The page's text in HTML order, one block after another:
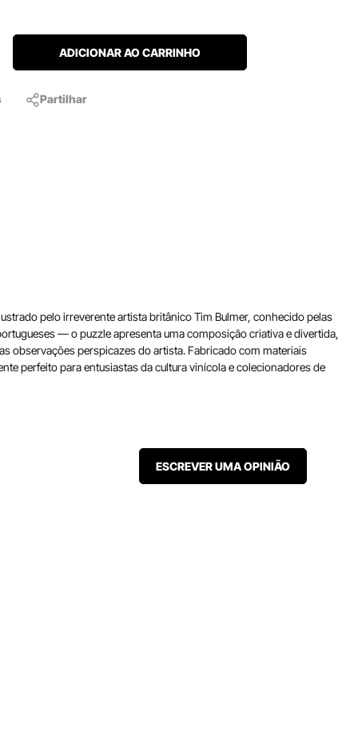
ADICIONAR AO CARRINHO
Partilhar
pelo irreverente artista britânico Tim Bulmer, conhecido pelas
— o puzzle apresenta uma composição criativa e divertida,
observações perspicazes do artista. Fabricado com materiais
perfeito para entusiastas da cultura vinícola e colecionadores de
ESCREVER UMA OPINIÃO